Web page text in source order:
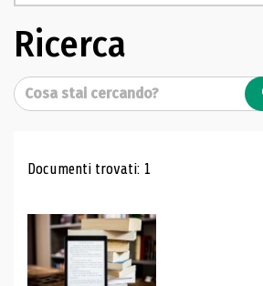
Ricerca
Cerca
Risultati di ricerca
Documenti trovati: 1